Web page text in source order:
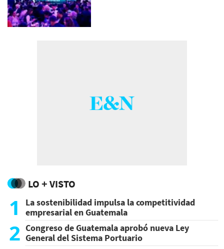
LO + VISTO
1
La sostenibilidad impulsa la competitividad
empresarial en Guatemala
2 Congreso de Guatemala aprobó nueva Ley
General del Sistema Portuario